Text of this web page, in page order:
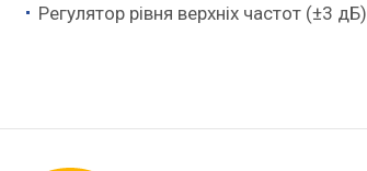
Регулятор рівня верхніх частот (±3 дБ)